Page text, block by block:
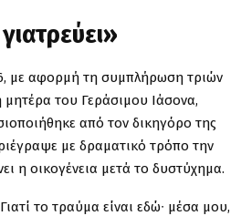
με αφορμή τη συμπλήρωση τριών
του Γεράσιμου Ιάσονα,
από τον δικηγόρο της
με δραματικό τρόπο την
η οικογένεια μετά το δυστύχημα.
το τραύμα είναι εδώ∙ μέσα μου,